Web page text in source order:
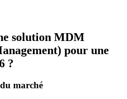
solution MDM
pour une
?
marché